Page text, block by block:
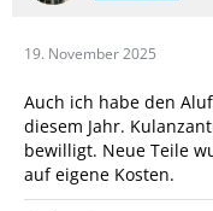
19. November 2025
Auch ich habe den
diesem Jahr.
bewilligt. Neue Teile
auf eigene Kosten.